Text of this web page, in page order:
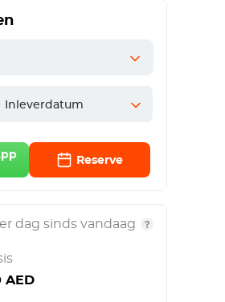
Inleverdatum
Reserve
dag sinds vandaag
AED